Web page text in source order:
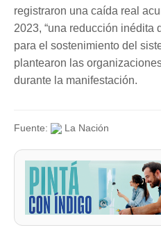
registraron una caída real
2023, “una reducción inédita
para el sostenimiento del
plantearon las
durante la manifestación.
Fuente: La Nación